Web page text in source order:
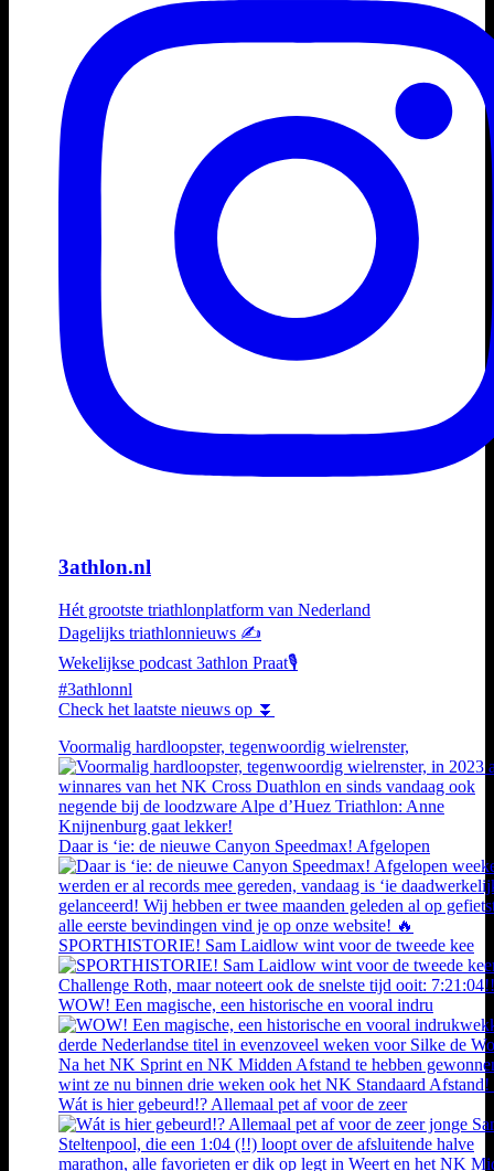
3athlon.nl
Hét grootste triathlonplatform van Nederland
Dagelijks triathlonnieuws ✍️
Wekelijkse podcast 3athlon Praat🎙️
#3athlonnl
Check het laatste nieuws op ⏬
Voormalig hardloopster, tegenwoordig wielrenster,
Daar is ‘ie: de nieuwe Canyon Speedmax! Afgelopen
SPORTHISTORIE! Sam Laidlow wint voor de tweede kee
WOW! Een magische, een historische en vooral indru
Wát is hier gebeurd!? Allemaal pet af voor de zeer